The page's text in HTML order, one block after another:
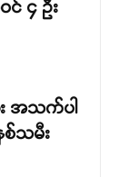
င် ၄ ဦး
း အသက်ပါ
သမီး